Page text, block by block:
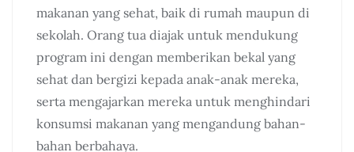
makanan yang sehat, baik di rumah maupun di
sekolah. Orang tua diajak untuk mendukung
program ini dengan memberikan bekal yang
sehat dan bergizi kepada anak-anak mereka,
serta mengajarkan mereka untuk menghindari
konsumsi makanan yang mengandung bahan-
bahan berbahaya.